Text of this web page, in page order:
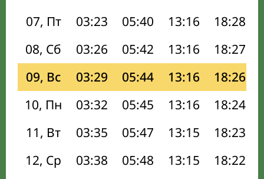
07, Пт
03:23 05:40 13:16 18:28
08, Сб
03:26 05:42 13:16 18:27
09, Вс
03:29 05:44 13:16 18:26
10, Пн
03:32 05:45 13:16 18:24
11, Вт
03:35 05:47 13:15 18:23
12, Ср
03:38 05:48 13:15 18:22